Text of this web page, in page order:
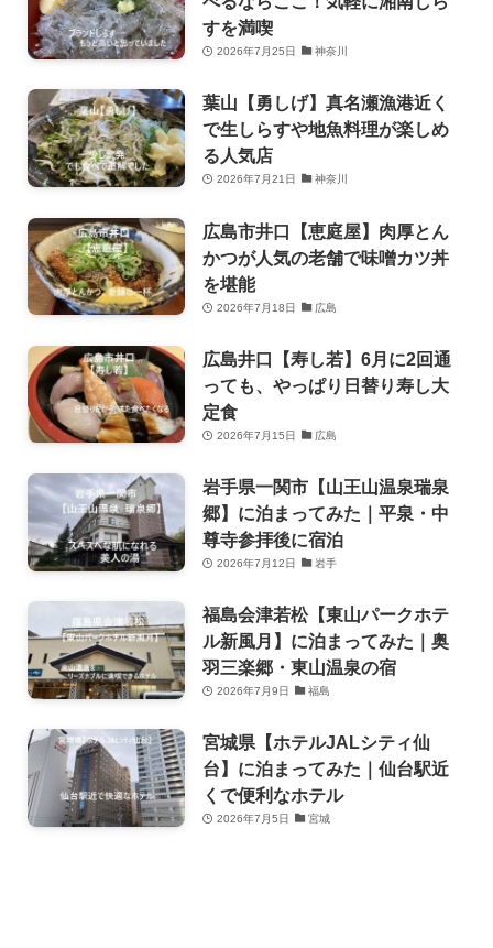
すを満喫
2026年7月25日 神奈川
葉山【勇しげ】真名瀬漁港近く
で生しらすや地魚料理が楽しめ
る人気店
2026年7月21日 神奈川
広島市井口【恵庭屋】肉厚とん
かつが人気の老舗で味噌カツ丼
を堪能
2026年7月18日 広島
広島井口【寿し若】6月に2回通
っても、やっぱり日替り寿し大
定食
2026年7月15日 広島
岩手県一関市【山王山温泉瑞泉
郷】に泊まってみた｜平泉・中
尊寺参拝後に宿泊
2026年7月12日 岩手
福島会津若松【東山パークホテ
ル新風月】に泊まってみた｜奥
羽三楽郷・東山温泉の宿
2026年7月9日 福島
宮城県【ホテルJALシティ仙
台】に泊まってみた｜仙台駅近
くで便利なホテル
2026年7月5日 宮城